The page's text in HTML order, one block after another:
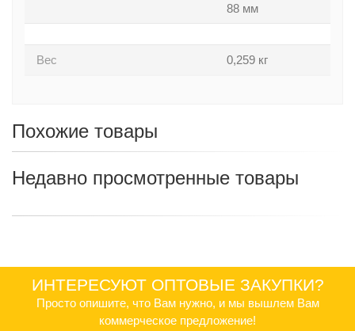
88 мм
Вес 0,259 кг
Похожие товары
Недавно просмотренные товары
ИНТЕРЕСУЮТ ОПТОВЫЕ ЗАКУПКИ?
Просто опишите, что Вам нужно, и мы вышлем Вам
коммерческое предложение!